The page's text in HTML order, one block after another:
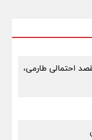
احتمالی طارمی،